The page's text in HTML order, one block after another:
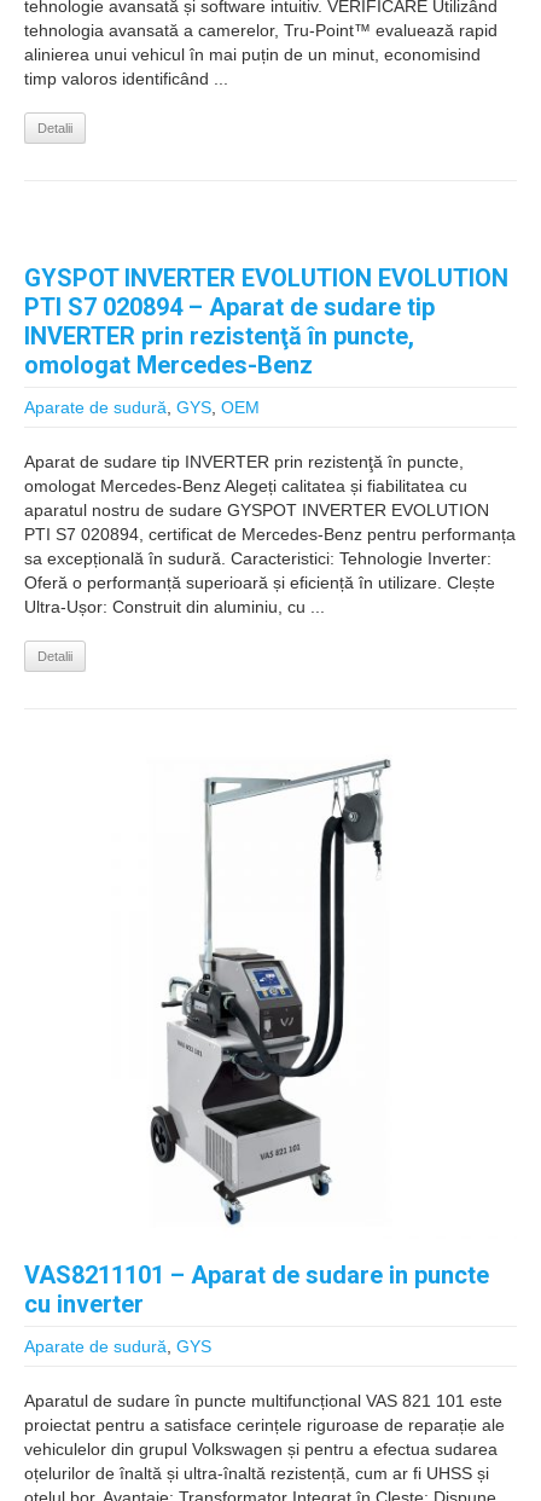
tehnologie avansată și software intuitiv. VERIFICARE Utilizând
tehnologia avansată a camerelor, Tru-Point™ evaluează rapid
alinierea unui vehicul în mai puțin de un minut, economisind
timp valoros identificând ...
Detalii
GYSPOT INVERTER EVOLUTION EVOLUTION
PTI S7 020894 – Aparat de sudare tip
INVERTER prin rezistenţă în puncte,
omologat Mercedes-Benz
Aparate de sudură, GYS, OEM
Aparat de sudare tip INVERTER prin rezistenţă în puncte,
omologat Mercedes-Benz Alegeți calitatea și fiabilitatea cu
aparatul nostru de sudare GYSPOT INVERTER EVOLUTION
PTI S7 020894, certificat de Mercedes-Benz pentru performanța
sa excepțională în sudură. Caracteristici: Tehnologie Inverter:
Oferă o performanță superioară și eficiență în utilizare. Clește
Ultra-Ușor: Construit din aluminiu, cu ...
Detalii
VAS8211101 – Aparat de sudare in puncte
cu inverter
Aparate de sudură, GYS
Aparatul de sudare în puncte multifuncțional VAS 821 101 este
proiectat pentru a satisface cerințele riguroase de reparație ale
vehiculelor din grupul Volkswagen și pentru a efectua sudarea
oțelurilor de înaltă și ultra-înaltă rezistență, cum ar fi UHSS și